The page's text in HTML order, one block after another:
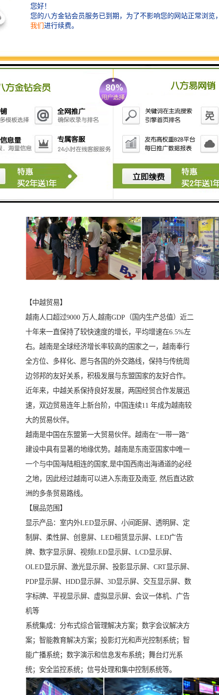
统集成服务在各行各业中的应用越来越广泛，市场需求
不断增加。在企事业单位和商业领域，智慧显示也发挥
广泛应用于教育、市政、交通、视频会议、演示、广告
展示等方面，提高了工作效率和宣传效果。
随着越南数字化转型的深入推进，系统集成服务将在各
个领域发挥更加重要的作用。无论是政府、企业还是个
人，都将更加依赖系统集成服务来提升自身的数字化水
发展，这些技术将与系统集成服务更加紧密地融合，为
越南系统集成市场的快速发展。
【中越贸易】
越南人口超过9000 万人,越南GDP（国内生产总值）近二
十年来一直保持了较快速度的增长，平均增速在6.5%左
右。越南是全球经济增长率较高的国家之一，越南奉行
全方位、多样化、愿与各国的外交路线，保持与传统周
边邻邦的友好关系，积极发展与东盟国家的友好合作。
近年来，中越关系保持良好发展，两国经贸合作发展迅
速，双边贸易连年上新台阶，中国连续11 年成为越南较
大的贸易伙伴。
越南是中国在东盟第一大贸易伙伴。越南在“一带一路”
建设中具有显著的地缘优势。越南是东南亚国家中唯一
一个与中国海陆相连的国家,是中国西南出海通道的必经
之地，因此经过越南可以进入东南亚及南亚, 然后直达欧
洲的多条贸易路线。
【展品范围】
显示产品：室内外LED显示屏、小间距屏、透明屏、定
制屏、柔性屏、创意屏、LED租赁显示屏、LED广告
牌、数字显示屏、视频LED显示屏、LCD显示屏、
OLED显示屏、激光显示屏、投影显示屏、CRT显示屏、
PDP显示屏、HDD显示屏、3D显示屏、交互显示屏、数
字标牌、平视显示屏、虚拟显示屏、会议一体机、广告
机等
系统集成：分布式综合管理解决方案；数字会议解决方
案；智能教育解决方案；投影灯光和声光控制系统；智
能广播系统；数字演示和信息发布系统；舞台灯光系
统；安全监控系统；信号处理和集中控制系统等。